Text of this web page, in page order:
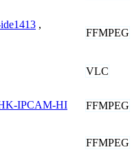
,
FFMPEG
VLC
IPCAM-HI FFMPEG
FFMPEG